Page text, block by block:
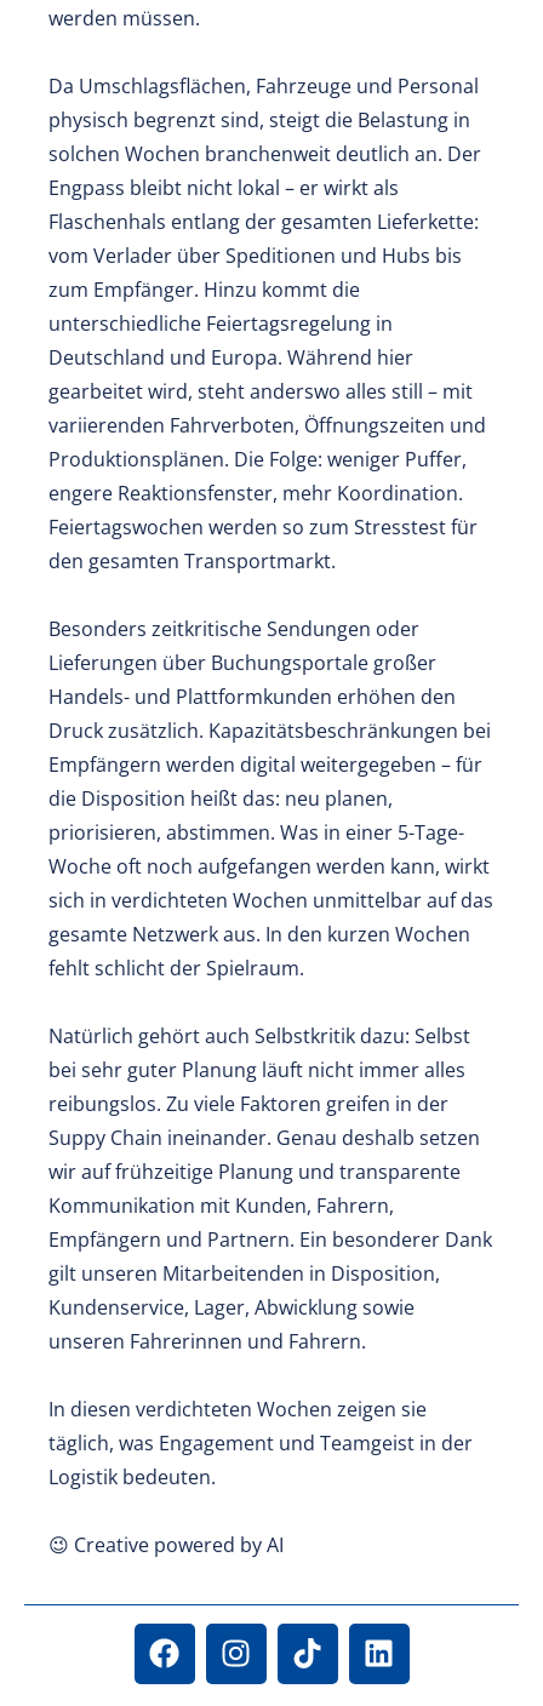
werden müssen.
Da Umschlagsflächen, Fahrzeuge und Personal
physisch begrenzt sind, steigt die Belastung in
solchen Wochen branchenweit deutlich an. Der
Engpass bleibt nicht lokal – er wirkt als
Flaschenhals entlang der gesamten Lieferkette:
vom Verlader über Speditionen und Hubs bis
zum Empfänger. Hinzu kommt die
unterschiedliche Feiertagsregelung in
Deutschland und Europa. Während hier
gearbeitet wird, steht anderswo alles still – mit
variierenden Fahrverboten, Öffnungszeiten und
Produktionsplänen. Die Folge: weniger Puffer,
engere Reaktionsfenster, mehr Koordination.
Feiertagswochen werden so zum Stresstest für
den gesamten Transportmarkt.
Besonders zeitkritische Sendungen oder
Lieferungen über Buchungsportale großer
Handels- und Plattformkunden erhöhen den
Druck zusätzlich. Kapazitätsbeschränkungen bei
Empfängern werden digital weitergegeben – für
die Disposition heißt das: neu planen,
priorisieren, abstimmen. Was in einer 5-Tage-
Woche oft noch aufgefangen werden kann, wirkt
sich in verdichteten Wochen unmittelbar auf das
gesamte Netzwerk aus. In den kurzen Wochen
fehlt schlicht der Spielraum.
Natürlich gehört auch Selbstkritik dazu: Selbst
bei sehr guter Planung läuft nicht immer alles
reibungslos. Zu viele Faktoren greifen in der
Suppy Chain ineinander. Genau deshalb setzen
wir auf frühzeitige Planung und transparente
Kommunikation mit Kunden, Fahrern,
Empfängern und Partnern. Ein besonderer Dank
gilt unseren Mitarbeitenden in Disposition,
Kundenservice, Lager, Abwicklung sowie
unseren Fahrerinnen und Fahrern.
In diesen verdichteten Wochen zeigen sie
täglich, was Engagement und Teamgeist in der
Logistik bedeuten.
😉 Creative powered by AI